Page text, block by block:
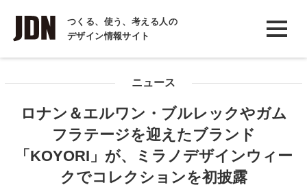
つくる、使う、考える人の
デザイン情報サイト
INTERVIEW
インタビュー
COLUMN
コラム
ニュース
ロナン＆エルワン・ブルレックやガム
フラテージを迎えたブランド
「KOYORI」が、ミラノデザインウィー
クでコレクションを初披露